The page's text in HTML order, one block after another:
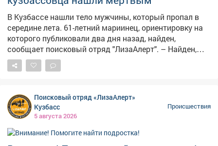
В Кузбассе нашли тело мужчины, который пропал в
середине лета. 61-летний мариинец, ориентировку на
которого публиковали два дня назад, найден,
сообщает поисковый отряд "ЛизаАлерт". – Найден,
погиб, – гласит уведомление. Пропал мужчина ещё 15
июля. Обстоятельства трагедии волонтёры не
людях. 296 удалось найти живыми, 10 – погибшими,
семерых найти не удалось.
Поисковый отряд «ЛизаАлерт»
Кузбасс
5 августа 2026
Происшествия